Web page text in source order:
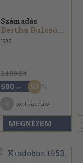
MEGNÉZEM
Számadás
Bertha Bulcsú...
1986
1.180 Ft
590 ,-Ft 50
pont kapható